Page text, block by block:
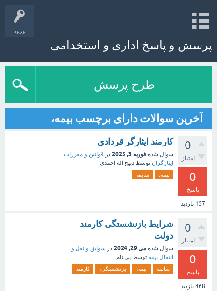
ورود
پرسش و پاسخ اداری و استخدامی
طرح پرسش
آخرین سوالات دارای برچسب بیمه،
0
امتیاز
0
پاسخ
157 بازدید
کارمند ایثارگر قردادی
سوال شده فوریه 3, 2025 در قوانین و مقررات
ایثارگران توسط ذبیح اله احمدی
بیمه، سابقه
0
امتیاز
0
پاسخ
468 بازدید
شرایط بازنشستگی کارمند
دولت
سوال شده می 29, 2024 در سوابق و نقل و
انتقال بیمه‌ توسط بی نام
سابقه بیمه، بازنشستگی، کارمند